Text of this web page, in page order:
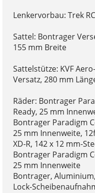
Lenkervorbau: Trek
Sattel: Bontrager
155 mm Breite
Sattelstütze: KVF
Versatz, 280 mm
Räder: Bontrager
Ready, 25 mm
Bontrager Paradigm
25 mm Innenweite,
XD-R, 142 x 12 mm-
Bontrager Paradigm
25 mm Innenweite
Bontrager,
Lock-